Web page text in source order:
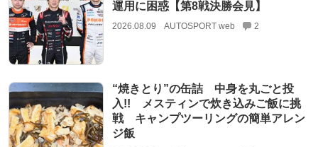
運用に困惑【第8戦決勝会見】
2026.08.09 AUTOSPORT web 2
“焼きとり”の缶詰 中身を丸ごと投
入!! メスティンで炊き込みご飯に挑
戦 キャンプツーリングの簡単アレン
ジ飯